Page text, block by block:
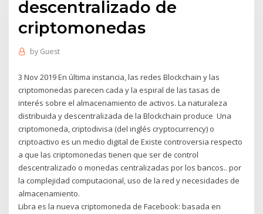
descentralizado de
criptomonedas
by Guest
3 Nov 2019 En última instancia, las redes Blockchain y las
criptomonedas parecen cada y la espiral de las tasas de
interés sobre el almacenamiento de activos. La naturaleza
distribuida y descentralizada de la Blockchain produce Una
criptomoneda, criptodivisa (del inglés cryptocurrency) o
criptoactivo es un medio digital de Existe controversia respecto
a que las criptomonedas tienen que ser de control
descentralizado o monedas centralizadas por los bancos.. por
la complejidad computacional, uso de la red y necesidades de
almacenamiento.
Libra es la nueva criptomoneda de Facebook: basada en